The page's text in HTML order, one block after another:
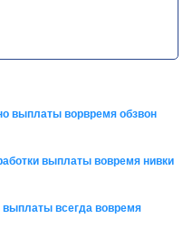
выплаты ворвремя обзвон
выплаты вовремя нивки
всегда вовремя